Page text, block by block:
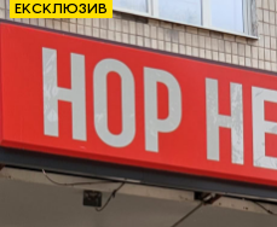
ритуальних послуг
Кучковим про те, як
ЕКСКЛЮЗИВ